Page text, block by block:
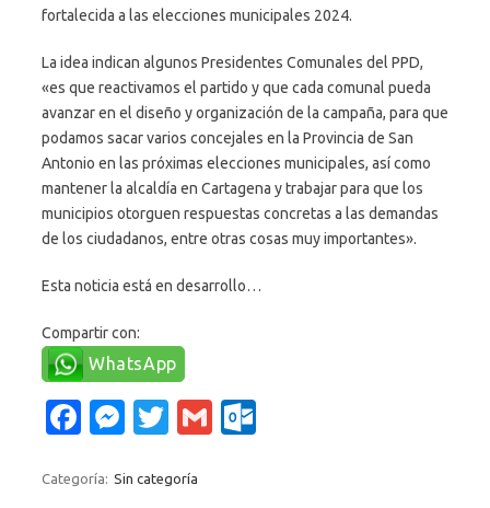
fortalecida a las elecciones municipales 2024.
La idea indican algunos Presidentes Comunales del PPD,
«es que reactivamos el partido y que cada comunal pueda
avanzar en el diseño y organización de la campaña, para que
podamos sacar varios concejales en la Provincia de San
Antonio en las próximas elecciones municipales, así como
mantener la alcaldía en Cartagena y trabajar para que los
municipios otorguen respuestas concretas a las demandas
de los ciudadanos, entre otras cosas muy importantes».
Esta noticia está en desarrollo…
Compartir con:
WhatsApp
Fa
e
M
se
T
it
G
Categoría: Sin categoría